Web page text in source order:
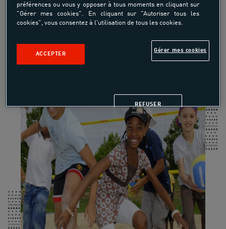
préférences ou vous y opposer à tous moments en cliquant sur
"Gérer mes cookies". En cliquant sur "Autoriser tous les
cookies", vous consentez à l'utilisation de tous les cookies.
Gérer mes cookies
REFUSER
ACCEPTER